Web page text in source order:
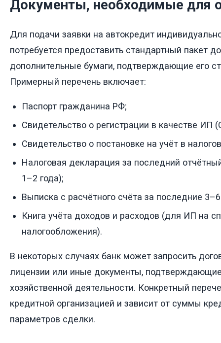
Документы, необходимые для
Для подачи заявки на автокредит
потребуется предоставить стандартный пакет
дополнительные бумаги, подтверждающие его
Примерный перечень включает:
Паспорт гражданина РФ;
Свидетельство о регистрации в качестве ИП
Свидетельство о постановке на учёт в
Налоговая декларация за последний
1–2 года);
Выписка с расчётного счёта за последние
Книга учёта доходов и расходов (для ИП на
налогообложения).
В некоторых случаях банк может запросить
лицензии или иные документы,
хозяйственной деятельности. Конкретный
кредитной организацией и зависит от суммы
параметров сделки.